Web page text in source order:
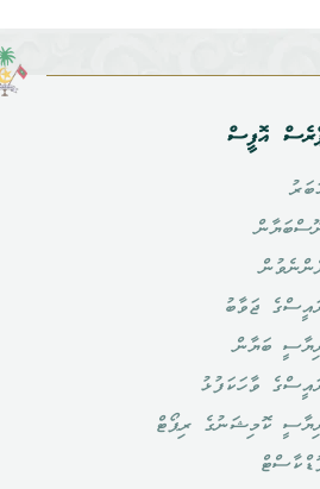
އޮފީސް
ޖަވާބު
ބަޔާން
ވާހަކަފުޅު
ކޮމިޝަނުގެ ރިޕޯޓް